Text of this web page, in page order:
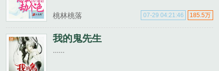
桃林桃落 185.5万
07-29 04:21:46
我的鬼先生
......